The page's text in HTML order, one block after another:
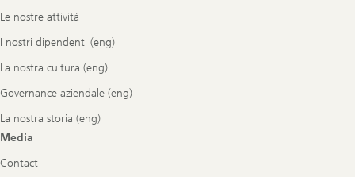
Le nostre attività
I nostri dipendenti (eng)
La nostra cultura (eng)
Governance aziendale (eng)
La nostra storia (eng)
Media
Contact